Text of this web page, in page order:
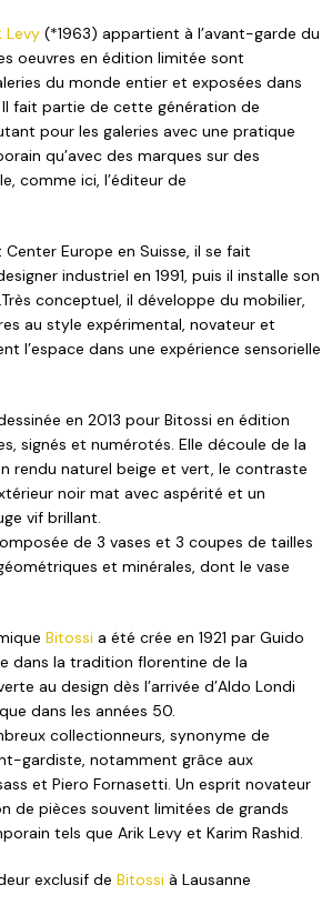
Levy (*1963) appartient à l’avant-garde du
oeuvres en édition limitée sont
du monde entier et exposées dans
Il fait partie de cette génération de
pour les galeries avec une pratique
qu’avec des marques sur des
comme ici, l’éditeur de
Europe en Suisse, il se fait
industriel en 1991, puis il installe son
conceptuel, il développe du mobilier,
au style expérimental, novateur et
l’espace dans une expérience sensorielle
en 2013 pour Bitossi en édition
signés et numérotés. Elle découle de la
rendu naturel beige et vert, le contraste
noir mat avec aspérité et un
vif brillant.
de 3 vases et 3 coupes de tailles
et minérales, dont le vase
Bitossi a été crée en 1921 par Guido
dans la tradition florentine de la
au design dès l’arrivée d’Aldo Londi
dans les années 50.
collectionneurs, synonyme de
gardiste, notamment grâce aux
et Piero Fornasetti. Un esprit novateur
de pièces souvent limitées de grands
tels que Arik Levy et Karim Rashid.
exclusif de Bitossi à Lausanne